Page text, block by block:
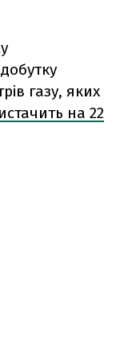
газу, яких
на 22